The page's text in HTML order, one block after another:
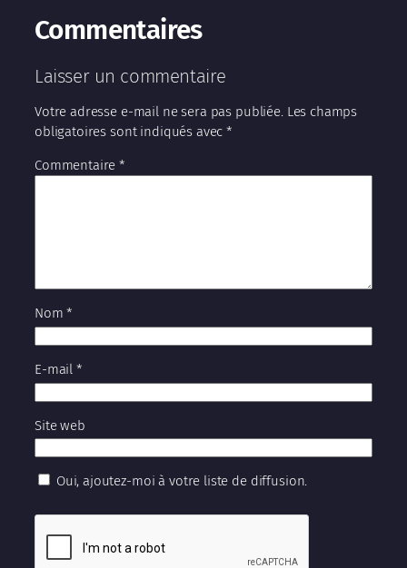
Commentaires
Laisser un commentaire
Votre adresse e-mail ne sera pas publiée. Les champs
obligatoires sont indiqués avec*
Commentaire*
Nom*
E-mail *
Site web
Oui, ajoutez-moi à votre liste de diffusion.